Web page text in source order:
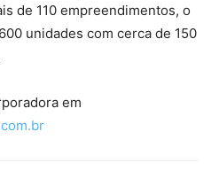
de 110 empreendimentos, o
unidades com cerca de 150
em